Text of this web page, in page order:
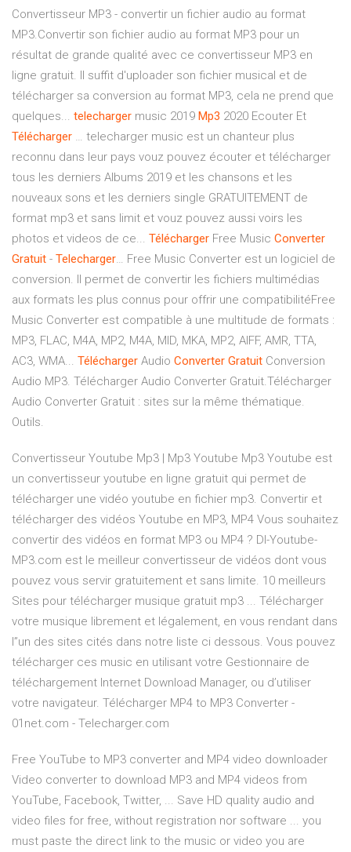
Convertisseur MP3 - convertir un fichier audio au format
MP3.Convertir son fichier audio au format MP3 pour un
résultat de grande qualité avec ce convertisseur MP3 en
ligne gratuit. Il suffit d'uploader son fichier musical et de
télécharger sa conversion au format MP3, cela ne prend que
quelques... telecharger music 2019 Mp3 2020 Ecouter Et
Télécharger … telecharger music est un chanteur plus
reconnu dans leur pays vouz pouvez écouter et télécharger
tous les derniers Albums 2019 et les chansons et les
nouveaux sons et les derniers single GRATUITEMENT de
format mp3 et sans limit et vouz pouvez aussi voirs les
photos et videos de ce... Télécharger Free Music Converter
Gratuit - Telecharger… Free Music Converter est un logiciel de
conversion. Il permet de convertir les fichiers multimédias
aux formats les plus connus pour offrir une compatibilitéFree
Music Converter est compatible à une multitude de formats :
MP3, FLAC, M4A, MP2, M4A, MID, MKA, MP2, AIFF, AMR, TTA,
AC3, WMA... Télécharger Audio Converter Gratuit Conversion
Audio MP3. Télécharger Audio Converter Gratuit.Télécharger
Audio Converter Gratuit : sites sur la même thématique.
Outils.
Convertisseur Youtube Mp3 | Mp3 Youtube Mp3 Youtube est
un convertisseur youtube en ligne gratuit qui permet de
télécharger une vidéo youtube en fichier mp3. Convertir et
télécharger des vidéos Youtube en MP3, MP4 Vous souhaitez
convertir des vidéos en format MP3 ou MP4 ? Dl-Youtube-
MP3.com est le meilleur convertisseur de vidéos dont vous
pouvez vous servir gratuitement et sans limite. 10 meilleurs
Sites pour télécharger musique gratuit mp3 ... Télécharger
votre musique librement et légalement, en vous rendant dans
l”un des sites cités dans notre liste ci dessous. Vous pouvez
télécharger ces music en utilisant votre Gestionnaire de
téléchargement Internet Download Manager, ou d’utiliser
votre navigateur. Télécharger MP4 to MP3 Converter -
01net.com - Telecharger.com
Free YouTube to MP3 converter and MP4 video downloader
Video converter to download MP3 and MP4 videos from
YouTube, Facebook, Twitter, ... Save HD quality audio and
video files for free, without registration nor software ... you
must paste the direct link to the music or video you are